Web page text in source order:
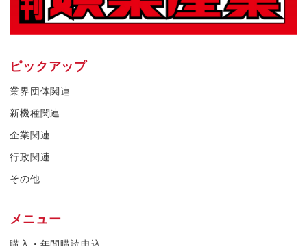
ピックアップ
業界団体関連
新機種関連
企業関連
行政関連
その他
メニュー
購入・年間購読申込